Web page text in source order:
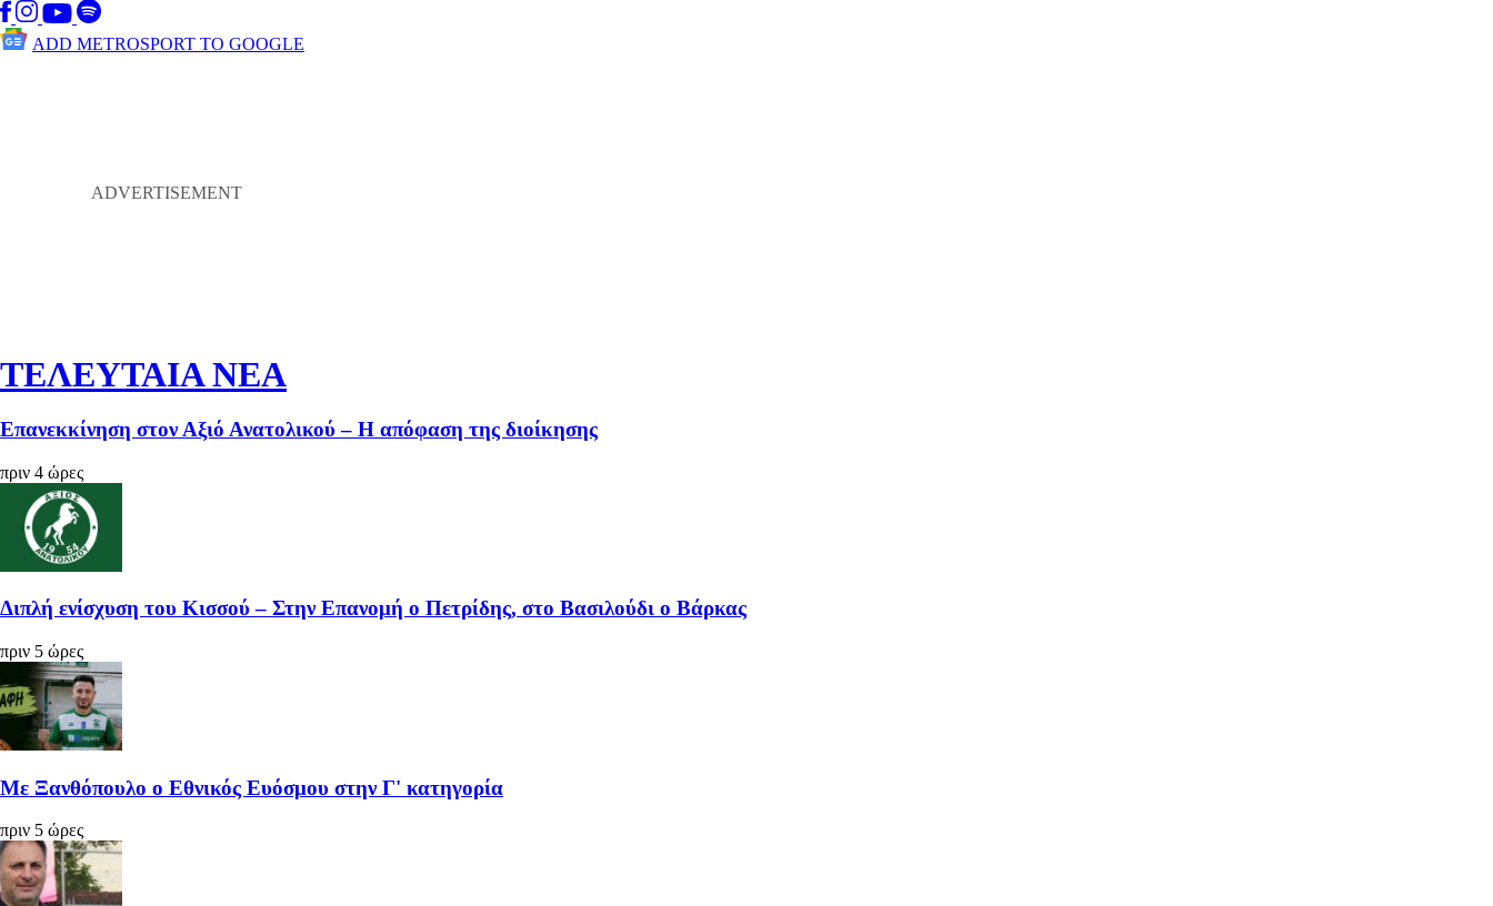
ADD METROSPORT TO GOOGLE
ΤΕΛΕΥΤΑΙΑ ΝΕΑ
Επανεκκίνηση στον Αξιό Ανατολικού – Η απόφαση της διοίκησης
πριν 4 ώρες
Διπλή ενίσχυση του Κισσού – Στην Επανομή ο Πετρίδης, στο Βασιλούδι ο Βάρκας
πριν 5 ώρες
Με Ξανθόπουλο ο Εθνικός Ευόσμου στην Γ' κατηγορία
πριν 5 ώρες